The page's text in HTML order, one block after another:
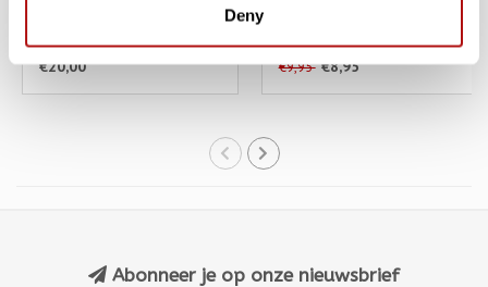
Deny
€20,00 €9,95 €8,95
Abonneer je op onze nieuwsbrief